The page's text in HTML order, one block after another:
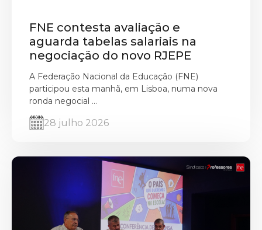
FNE contesta avaliação e
aguarda tabelas salariais na
negociação do novo RJEPE
A Federação Nacional da Educação (FNE)
participou esta manhã, em Lisboa, numa nova
ronda negocial ...
28 julho 2026